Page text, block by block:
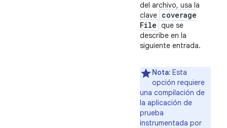
del archivo, usa la
clave coverage
File que se
describe en la
siguiente entrada.
Nota: Esta
opción requiere
una compilación de
la aplicación de
prueba
instrumentada por